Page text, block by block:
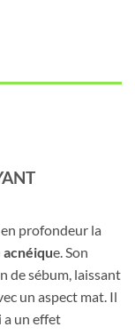
en profondeur la
acnéique. Son
desébum, laissant
un aspect mat. Il
a un effet